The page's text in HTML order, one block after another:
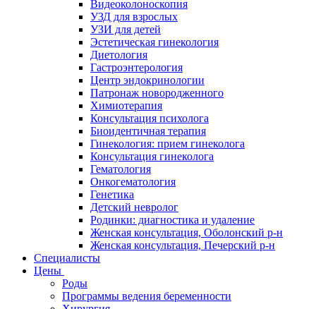
Видеоколоноскопия
УЗД для взрослых
УЗИ для детей
Эстетическая гинекология
Диетология
Гастроэнтерология
Центр эндокринологии
Патронаж новородженного
Химиотерапия
Консультация психолога
Биоидентичная терапия
Гинекология: прием гинеколога
Консультация гинеколога
Гематология
Онкогематология
Генетика
Детский невролог
Родинки: диагностика и удаление
Женская консультация, Оболонский р-н
Женская консультация, Печерский р-н
Специалисты
Цены
Роды
Программы ведения беременности